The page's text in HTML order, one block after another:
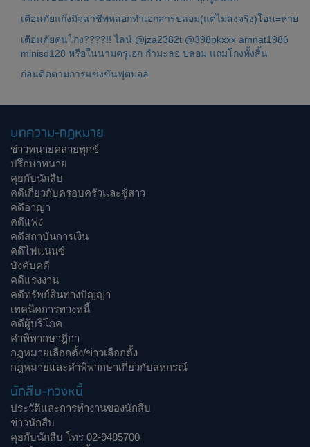
เตือนภัยแก๊งมิจฉาชีพหลอกทำเอกสารปลอม(แต่ไม่ส่งจริง)โอน=หาย
เตือนภัยคนโกง????!! ไลน์ @jza2382t @398pkxxx amnat1986
minisd128 หรือในนามครูเอก กำมะลอ ปลอม แถมโกงทั้งสิ้น
ก่อนติดตามการแข่งขันฟุตบอล
บทความ-กฎหมาย
ข่าวทนายคลายทุกข์
ปรึกษาทนาย
คุยกับนักสืบ
คดีเกี่ยวกับครอบครัวและชู้สาว
คดีอาญา
คดีแพ่ง
คดีสถาบันการเงิน
คดีไฟแนนซ์
บังคับคดี
คดีแรงงาน
คดีทรัพย์สินทางปัญญา
เทคนิคการทวงหนี้
คดีผู้บริโภค
คำพิพากษาฎีกา
กฎหมายเลือกตั้ง/ข่าวเลือกตั้ง
กฎหมายและคำพิพากษาเกี่ยวกับสหกรณ์
นักสืบ-ทวงหนี้
ประวัติและการทำงานของนักสืบ
ข่าวนักสืบ
คุยกับนักสืบ โทร 02-9485700